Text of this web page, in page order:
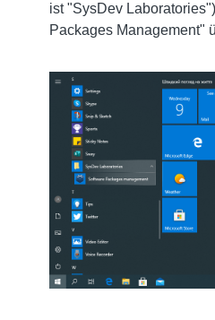
ist "SysDev
Packages Management"